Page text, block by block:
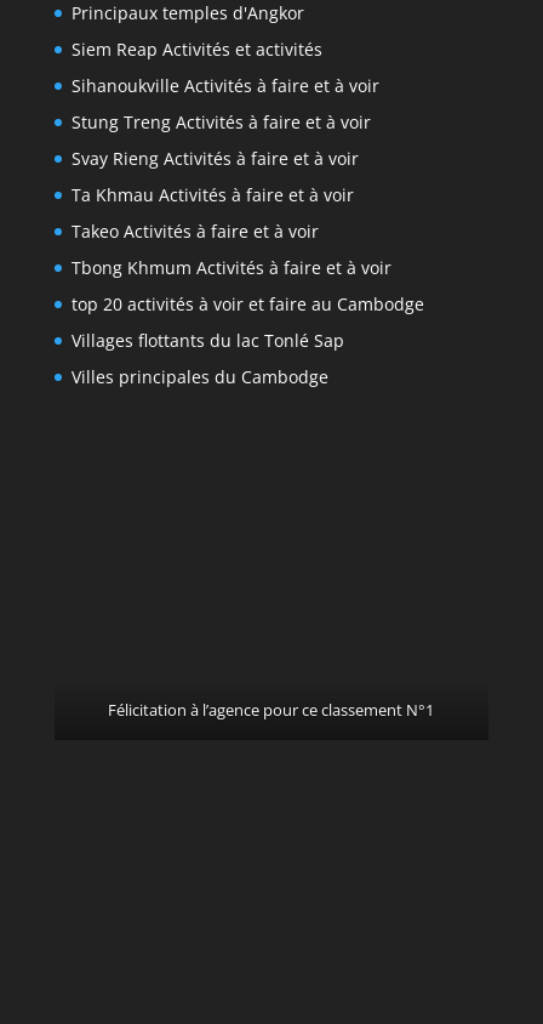
Principaux temples d'Angkor
Siem Reap Activités et activités
Sihanoukville Activités à faire et à voir
Stung Treng Activités à faire et à voir
Svay Rieng Activités à faire et à voir
Ta Khmau Activités à faire et à voir
Takeo Activités à faire et à voir
Tbong Khmum Activités à faire et à voir
top 20 activités à voir et faire au Cambodge
Villages flottants du lac Tonlé Sap
Villes principales du Cambodge
Félicitation à l’agence pour ce classement N°1